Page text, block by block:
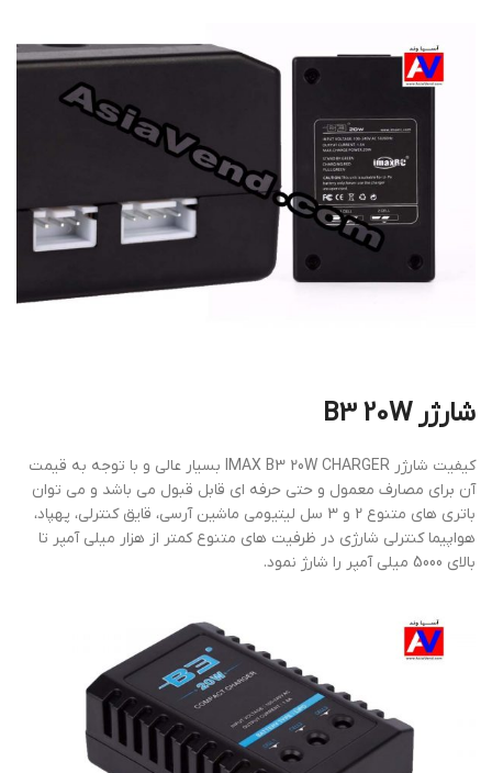
شارژر B3 20W
کیفیت شارژر IMAX B3 20W CHARGER بسیار عالی و با توجه به قیمت
آن برای مصارف معمول و حتی حرفه ای قابل قبول می باشد و می توان
باتری های متنوع 2 و 3 سل لیتیومی ماشین آرسی، قایق کنترلی، پهپاد،
هواپیما کنترلی شارژی در ظرفیت های متنوع کمتر از هزار میلی آمپر تا
بالای 5000 میلی آمپر را شارژ نمود.